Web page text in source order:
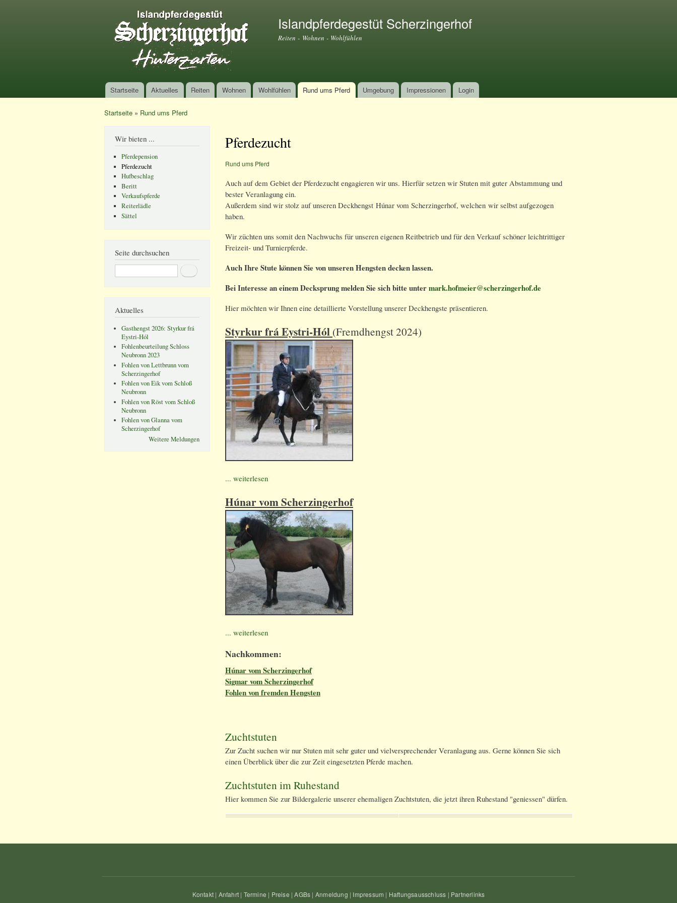
zum
Inhalt
Islandpferdegestüt Scherzingerhof
Reiten - Wohnen - Wohlfühlen
Hauptmenü
Startseite Aktuelles Reiten Wohnen Wohlfühlen Rund ums Pferd Umgebung Impressionen Login
Startseite » Rund ums Pferd
Wir bieten ...
Pferdepension
Pferdezucht
Hufbeschlag
Beritt
Verkaufspferde
Reiterlädle
Sättel
Seite durchsuchen
Suche
Aktuelles
Gasthengst 2026: Styrkur frá
Eystri-Hól
Fohlenbeurteilung Schloss
Neubronn 2023
Fohlen von Lettbrunn vom
Scherzingerhof
Fohlen von Eik vom Schloß
Neubronn
Fohlen von Röst vom Schloß
Neubronn
Fohlen von Glanna vom
Scherzingerhof
Weitere Meldungen
Pferdezucht
Rund ums Pferd
Auch auf dem Gebiet der Pferdezucht engagieren wir uns. Hierfür setzen wir Stuten mit guter Abstammung und
bester Veranlagung ein.
Außerdem sind wir stolz auf unseren Deckhengst Húnar vom Scherzingerhof, welchen wir selbst aufgezogen
haben.
Wir züchten uns somit den Nachwuchs für unseren eigenen Reitbetrieb und für den Verkauf schöner leichtrittiger
Freizeit- und Turnierpferde.
Auch Ihre Stute können Sie von unseren Hengsten decken lassen.
Bei Interesse an einem Decksprung melden Sie sich bitte untermark.hofmeier@scherzingerhof.de
Hier möchten wir Ihnen eine detaillierte Vorstellung unserer Deckhengste präsentieren.
Styrkur frá Eystri-Hól (Fremdhengst 2024)
... weiterlesen
Húnar vom Scherzingerhof
... weiterlesen
Nachkommen:
Húnar vom Scherzingerhof
Sigmar vom Scherzingerhof
Fohlen von fremden Hengsten
Zuchtstuten
Zur Zucht suchen wir nur Stuten mit sehr guter und vielversprechender Veranlagung aus. Gerne können Sie sich
einen Überblick über die zur Zeit eingesetzten Pferde machen.
Zuchtstuten im Ruhestand
Hier kommen Sie zur Bildergalerie unserer ehemaligen Zuchtstuten, die jetzt ihren Ruhestand "geniessen" dürfen.
Kontakt | Anfahrt | Termine | Preise |AGBs | Anmeldung | Impressum | Haftungsausschluss | Partnerlinks